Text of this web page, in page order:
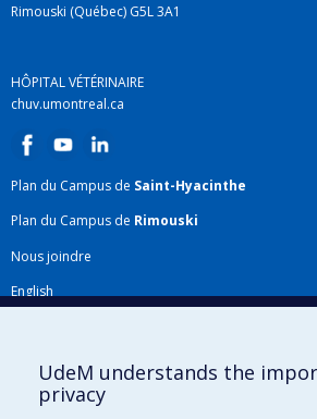
Rimouski (Québec) G5L 3A1
HÔPITAL VÉTÉRINAIRE
chuv.umontreal.ca
Plan du Campus de Saint-Hyacinthe
Plan du Campus de Rimouski
Nous joindre
English
Plan du site
Accessibilité
UdeM understands the
privacy